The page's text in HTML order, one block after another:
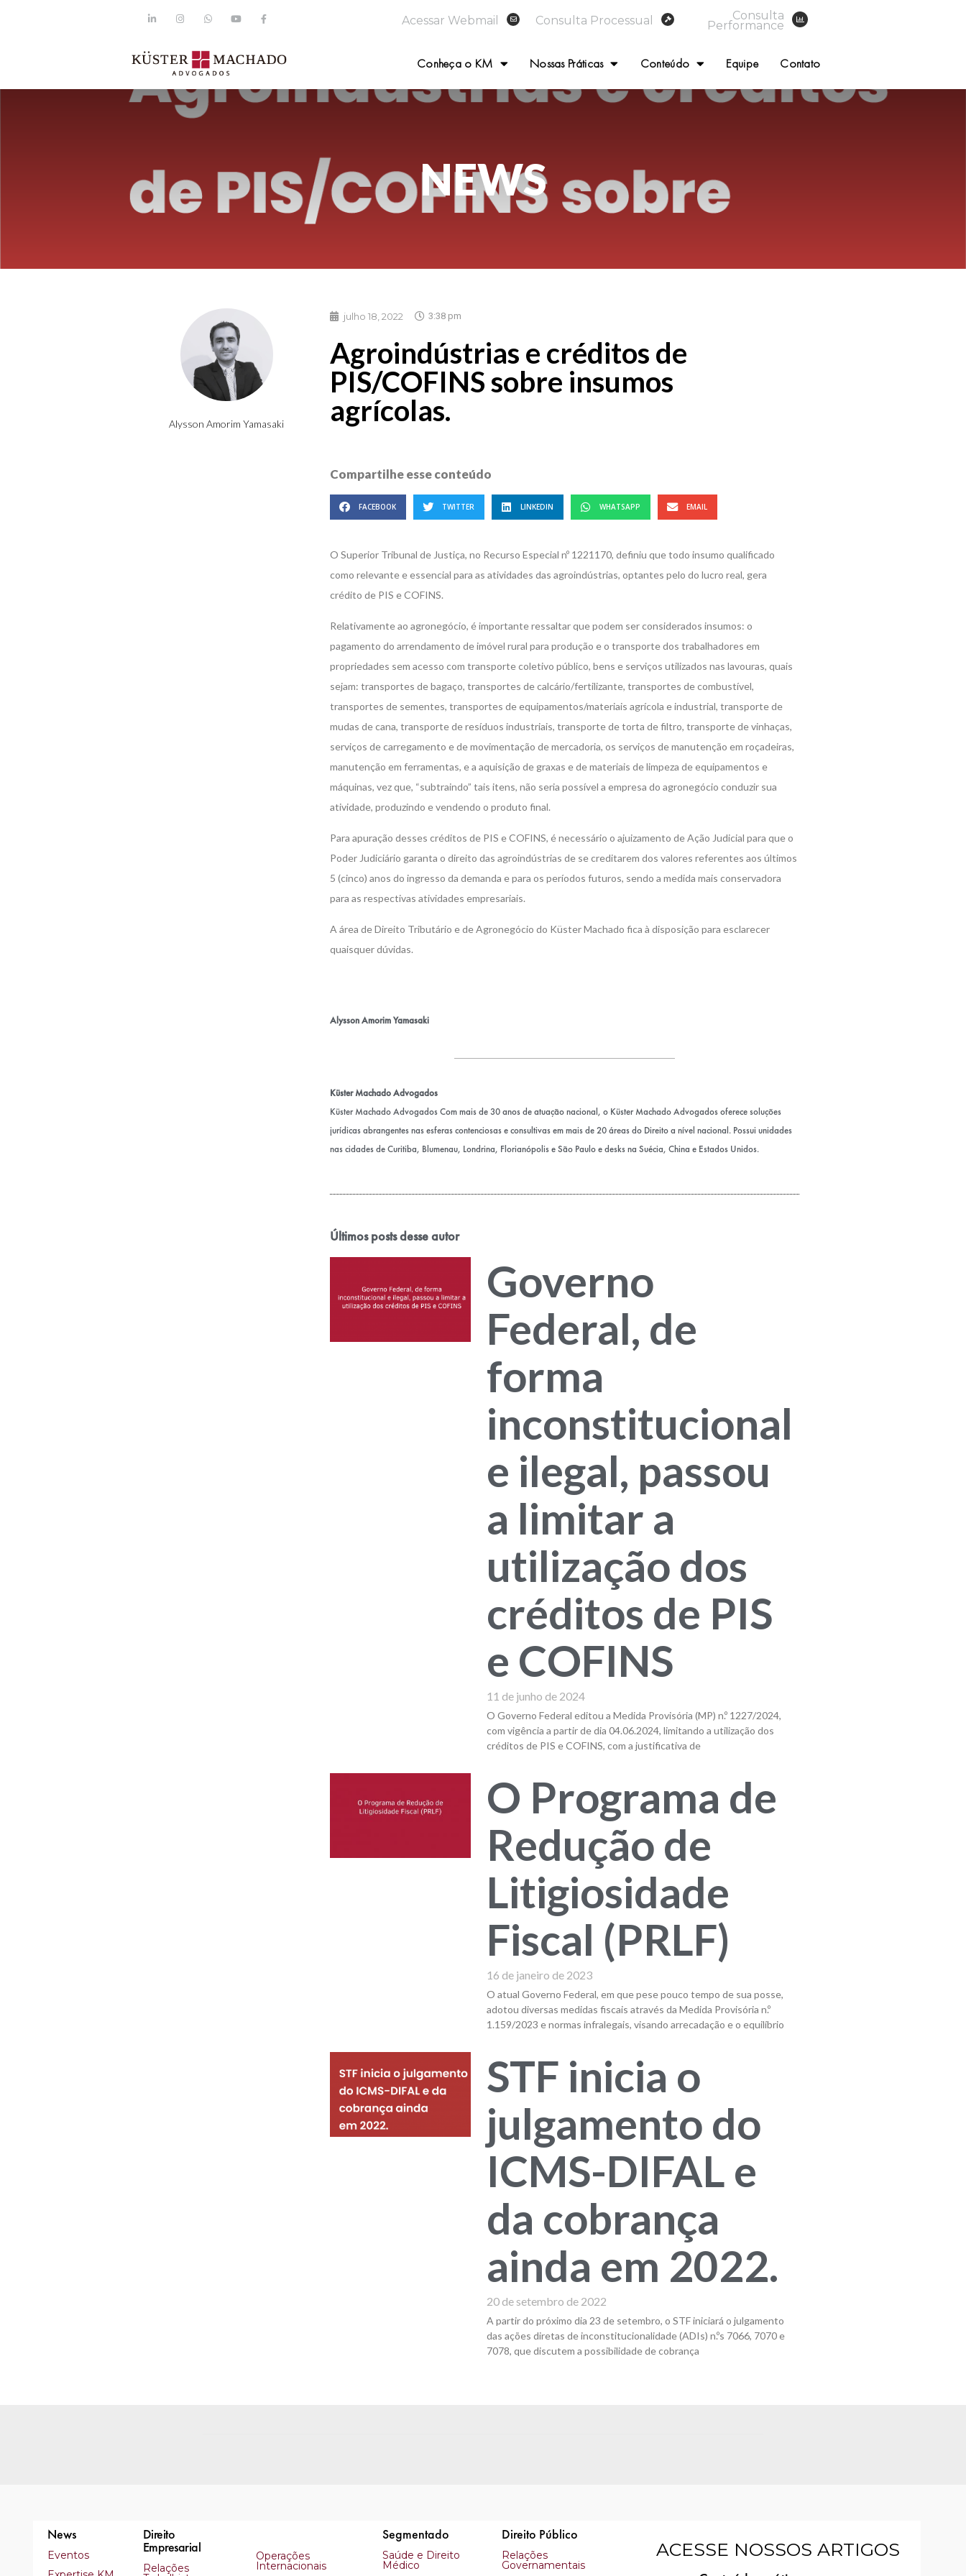
Acessar Webmail Consulta Processual Consulta
Performance
Conheça o KM Nossas Práticas Conteúdo Equipe Contato
NEWS
Alysson Amorim Yamasaki
julho 18, 2022 3:38 pm
Agroindústrias e créditos de
PIS/COFINS sobre insumos
agrícolas.
Compartilhe esse conteúdo
FACEBOOK TWITTER LINKEDIN WHATSAPP EMAIL
O Superior Tribunal de Justiça, no Recurso Especial nº 1221170, definiu que todo insumo qualificado
como relevante e essencial para as atividades das agroindústrias, optantes pelo do lucro real, gera
crédito de PIS e COFINS.
Relativamente ao agronegócio, é importante ressaltar que podem ser considerados insumos: o
pagamento do arrendamento de imóvel rural para produção e o transporte dos trabalhadores em
propriedades sem acesso com transporte coletivo público, bens e serviços utilizados nas lavouras, quais
sejam: transportes de bagaço, transportes de calcário/fertilizante, transportes de combustível,
transportes de sementes, transportes de equipamentos/materiais agrícola e industrial, transporte de
mudas de cana, transporte de resíduos industriais, transporte de torta de filtro, transporte de vinhaças,
serviços de carregamento e de movimentação de mercadoria, os serviços de manutenção em roçadeiras,
manutenção em ferramentas, e a aquisição de graxas e de materiais de limpeza de equipamentos e
máquinas, vez que, “subtraindo” tais itens, não seria possível a empresa do agronegócio conduzir sua
atividade, produzindo e vendendo o produto final.
Para apuração desses créditos de PIS e COFINS, é necessário o ajuizamento de Ação Judicial para que o
Poder Judiciário garanta o direito das agroindústrias de se creditarem dos valores referentes aos últimos
5 (cinco) anos do ingresso da demanda e para os períodos futuros, sendo a medida mais conservadora
para as respectivas atividades empresariais.
A área de Direito Tributário e de Agronegócio do Küster Machado fica à disposição para esclarecer
quaisquer dúvidas.
Alysson Amorim Yamasaki
Küster Machado Advogados
Küster Machado Advogados Com mais de 30 anos de atuação nacional, o Küster Machado Advogados oferece soluções
jurídicas abrangentes nas esferas contenciosas e consultivas em mais de 20 áreas do Direito a nível nacional. Possui unidades
nas cidades de Curitiba, Blumenau, Londrina, Florianópolis e São Paulo e desks na Suécia, China e Estados Unidos.
Últimos posts desse autor
Governo
Federal, de
forma
inconstitucional
e ilegal, passou
a limitar a
utilização dos
créditos de PIS
e COFINS
11 de junho de 2024
O Governo Federal editou a Medida Provisória (MP) n.º 1227/2024,
com vigência a partir de dia 04.06.2024, limitando a utilização dos
créditos de PIS e COFINS, com a justificativa de
O Programa de
Redução de
Litigiosidade
Fiscal (PRLF)
16 de janeiro de 2023
O atual Governo Federal, em que pese pouco tempo de sua posse,
adotou diversas medidas fiscais através da Medida Provisória n.º
1.159/2023 e normas infralegais, visando arrecadação e o equilíbrio
STF inicia o
julgamento do
ICMS-DIFAL e
da cobrança
ainda em 2022.
20 de setembro de 2022
A partir do próximo dia 23 de setembro, o STF iniciará o julgamento
das ações diretas de inconstitucionalidade (ADIs) n.ºs 7066, 7070 e
7078, que discutem a possibilidade de cobrança
News
Eventos
Direito
Empresarial
Relações
Operações
Internacionais
Segmentado
Saúde e Direito
Médico
Direito Público
Relações
Governamentais
ACESSE NOSSOS ARTIGOS